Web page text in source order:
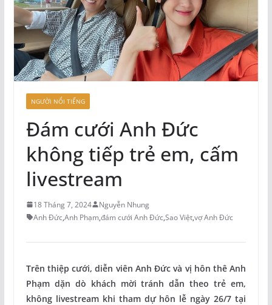
NGƯỜI NỔI TIẾNG
Đám cưới Anh Đức
không tiếp trẻ em, cấm
livestream
18 Tháng 7, 2024
Nguyễn Nhung
Anh Đức,Anh Phạm,đám cưới Anh Đức,Sao Việt,vợ Anh Đức
Trên thiệp cưới, diễn viên Anh Đức và vị hôn thê Anh
Phạm dặn dò khách mời tránh dẫn theo trẻ em,
không livestream khi tham dự hôn lễ ngày 26/7 tại